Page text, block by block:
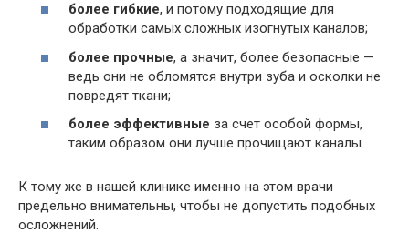
более гибкие, и потому подходящие для
обработки самых сложных изогнутых каналов;
более прочные, а значит, более безопасные —
ведь они не обломятся внутри зуба и осколки не
повредят ткани;
более эффективные за счет особой формы,
таким образом они лучше прочищают каналы.
К тому же в нашей клинике именно на этом врачи
предельно внимательны, чтобы не допустить подобных
осложнений.